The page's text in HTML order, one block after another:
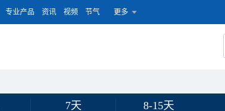
专业产品 资讯 视频 节气 更多
7天 8-15天